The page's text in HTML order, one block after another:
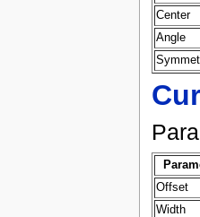
Center
Angle
Offset
Width